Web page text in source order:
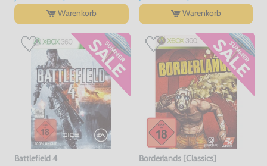
Warenkorb Warenkorb
Battlefield 4
Borderlands [Classics]